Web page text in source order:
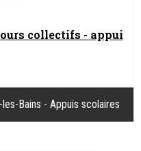
collectifs - appui
Bains - Appuis scolaires